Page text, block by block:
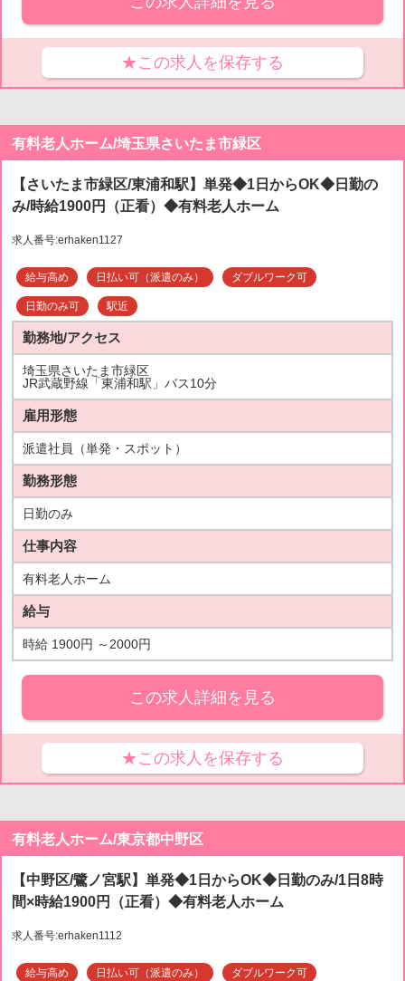
★この求人を保存する
有料老人ホーム/埼玉県さいたま市緑区
【さいたま市緑区/東浦和駅】単発◆1日からOK◆日勤の
み/時給1900円（正看）◆有料老人ホーム
求人番号:erhaken1127
給与高め 日払い可（派遣のみ） ダブルワーク可
日勤のみ可 駅近
勤務地/アクセス
埼玉県さいたま市緑区
JR武蔵野線「東浦和駅」バス10分
雇用形態
派遣社員（単発・スポット）
勤務形態
日勤のみ
仕事内容
有料老人ホーム
給与
時給 1900円 ～2000円
この求人詳細を見る
★この求人を保存する
有料老人ホーム/東京都中野区
【中野区/鷺ノ宮駅】単発◆1日からOK◆日勤のみ/1日8時
間×時給1900円（正看）◆有料老人ホーム
求人番号:erhaken1112
給与高め 日払い可（派遣のみ） ダブルワーク可